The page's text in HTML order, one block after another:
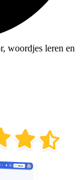
woordjes leren en